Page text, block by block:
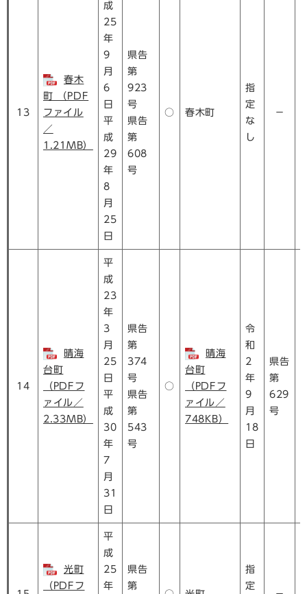
13
春木
町 （PDF
ファイル
／
1.21MB）
成
25
年
9
月
6
日
平
成
29
年
8
月
25
日
県告
第
923
号
県告
第
608
号
○ 春木町
指
定
な
し
－
14
晴海
台町
（PDFフ
ァイル／
2.33MB）
平
成
23
年
3
月
25
日
平
成
30
年
7
月
31
日
県告
第
374
号
県告
第
543
号
○
晴海
台町
（PDFフ
ァイル／
748KB）
令
和
2
年
9
月
18
日
県告
第
629
号
光町
（PDFフ
平
成
25
年
県告
第
指
定